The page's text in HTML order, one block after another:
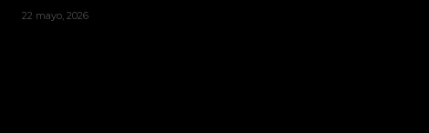
22 mayo, 2026